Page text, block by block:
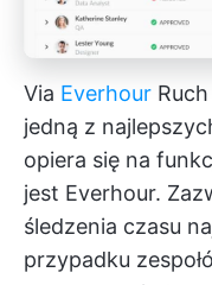
Via Everhour
jedną z
opiera się na
jest Everhour.
śledzenia czasu
przypadku